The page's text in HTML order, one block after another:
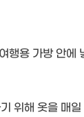
행용 가방 안에
위해 옷을 매